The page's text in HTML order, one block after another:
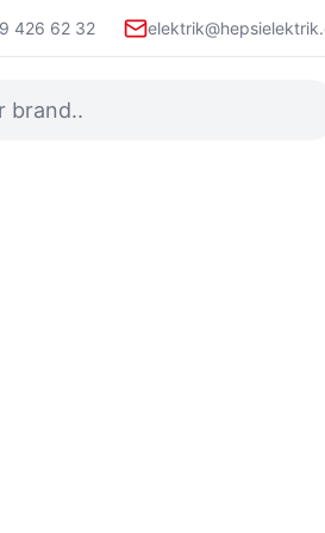
426 62 32